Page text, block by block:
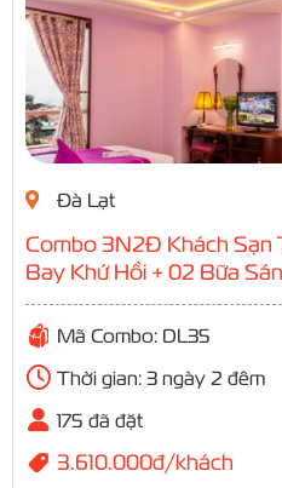
Đà Lạt
Combo 3N2Đ Khách Sạn
Bay Khứ Hồi + 02 Bữa
Mã Combo: DL35
Thời gian: 3 ngày 2 đêm
175 đã đặt
3.610.000đ/khách